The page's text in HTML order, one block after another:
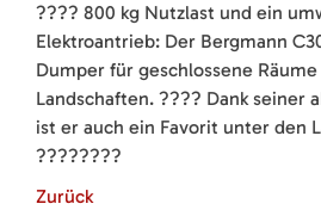
???? 800 kg Nutzlast und ein
Elektroantrieb: Der Bergmann
Dumper für geschlossene
Landschaften. ???? Dank seiner
ist er auch ein Favorit unter den
????????
Zurück